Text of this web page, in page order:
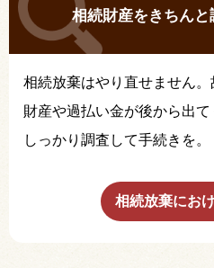
相続財産をきちんと
相続放棄はやり直せません。
財産や過払い金が後から出て
しっかり調査して手続きを。
相続放棄にお